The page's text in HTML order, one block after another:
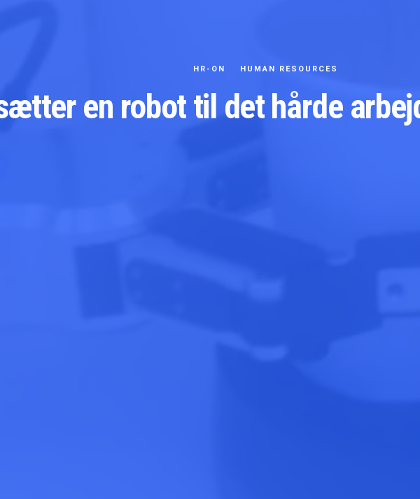
HR-ON HUMAN RESOURCES
en robot til det hårde